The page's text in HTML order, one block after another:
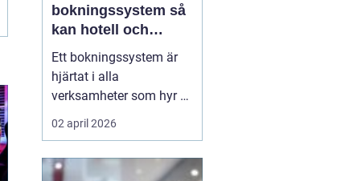
bokningssystem så
kan hotell och
uthyrning ta nästa
steg
Ett bokningssystem är
hjärtat i alla
verksamheter som hyr ut
rum, stugor eller andra
objekt. När bokningarna
mejl till webben behövs
02 april 2026